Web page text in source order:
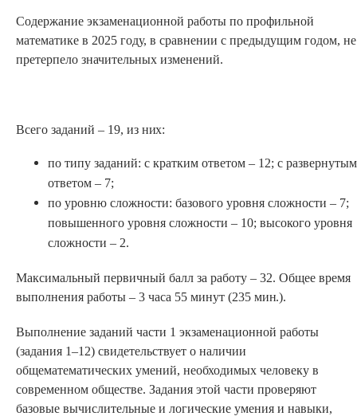
Содержание экзаменационной работы по профильной
математике в 2025 году, в сравнении с предыдущим годом, не
претерпело значительных изменений.
Всего заданий – 19, из них:
по типу заданий: с кратким ответом – 12; с развернутым
ответом – 7;
по уровню сложности: базового уровня сложности – 7;
повышенного уровня сложности – 10; высокого уровня
сложности – 2.
Максимальный первичный балл за работу – 32. Общее время
выполнения работы – 3 часа 55 минут (235 мин.).
Выполнение заданий части 1 экзаменационной работы
(задания 1–12) свидетельствует о наличии
общематематических умений, необходимых человеку в
современном обществе. Задания этой части проверяют
базовые вычислительные и логические умения и навыки,